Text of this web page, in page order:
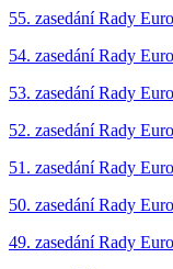
55. zasedání Rady
54. zasedání Rady
53. zasedání Rady
52. zasedání Rady
51. zasedání Rady
50. zasedání Rady
49. zasedání Rady